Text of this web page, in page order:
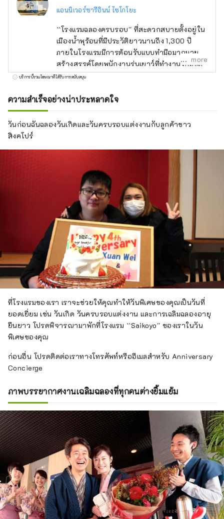
แอนนิเวอร์ซารีอินน์ ไซโกโยะ
``โรงแรมฉลองครบรอบ'' ที่สะดวกสบายตั้งอยู่ใน
เมืองน้ำพุร้อนที่มีประวัติยาวนานถึง 1,300 ปี
ภายในโรงแรมมีการต้อนรับแบบทำมือมากมายที่
สร้างสรรค์โดยพนักงานรุ่นเยาว์ที่ทำงานใกล้ชิด
กับลูกค้า ตั้งอยู่ในทำเลที่สะดวก ใช้เวลาเดินทาง
ย่า และประมาณ 30 นาทีจากนางาชิมะรีสอร์ท
ยานาบานะ โนะ ซาโตะ และซูซูกะเซอร์กิต
อาหารสีสันสดใสและมีชีวิตชีวาที่ใช้วัตถุดิบที่
แขกที่มากับเด็กเล็กมาบ่อยๆ
more
บริการนี้รวมโฆษณาที่ได้รับการสนับสนุน
ความสำเร็จอย่างน่าประหลาดใจ
วันก่อนฉันฉลองวันเกิดและวันครบรอบแต่งงานกับลูกค้าชาว
สิงคโปร์
ที่โรงแรมของเรา เราจะช่วยให้คุณทำให้วันพิเศษของคุณเป็นวันที่
ยอดเยี่ยม เช่น วันเกิด วันครบรอบแต่งงาน และการเฉลิมฉลองอายุ
ยืนยาว โปรดพิจารณามาพักที่โรงแรม ``Saikoyo'' ของเราในวัน
พิเศษของคุณ
ก่อนอื่น โปรดติดต่อเราทางโทรศัพท์หรืออีเมลสำหรับ Anniversary
Concierge
ภาพบรรยากาศงานเฉลิมฉลองที่ทุกคนต่างยิ้มแย้ม